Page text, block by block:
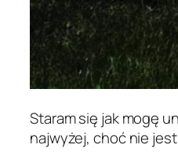
Staram się jak mogę
najwyżej, choć nie